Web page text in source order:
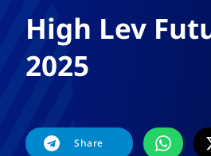
High Lev
2025
Share